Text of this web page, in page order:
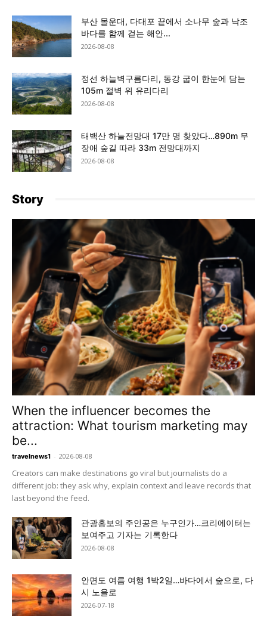
부산 몰운대, 다대포 끝에서 소나무 숲과 낙조
바다를 함께 걷는 해안...
2026-08-08
정선 하늘벽구름다리, 동강 굽이 한눈에 담는
105m 절벽 위 유리다리
2026-08-08
태백산 하늘전망대 17만 명 찾았다…890m 무
장애 숲길 따라 33m 전망대까지
2026-08-08
Story
When the influencer becomes the
attraction: What tourism marketing may
be...
travelnews1 - 2026-08-08
Creators can make destinations go viral but journalists do a
different job: they ask why, explain context and leave records that
last beyond the feed.
관광홍보의 주인공은 누구인가…크리에이터는
보여주고 기자는 기록한다
2026-08-08
안면도 여름 여행 1박2일…바다에서 숲으로, 다
시 노을로
2026-07-18